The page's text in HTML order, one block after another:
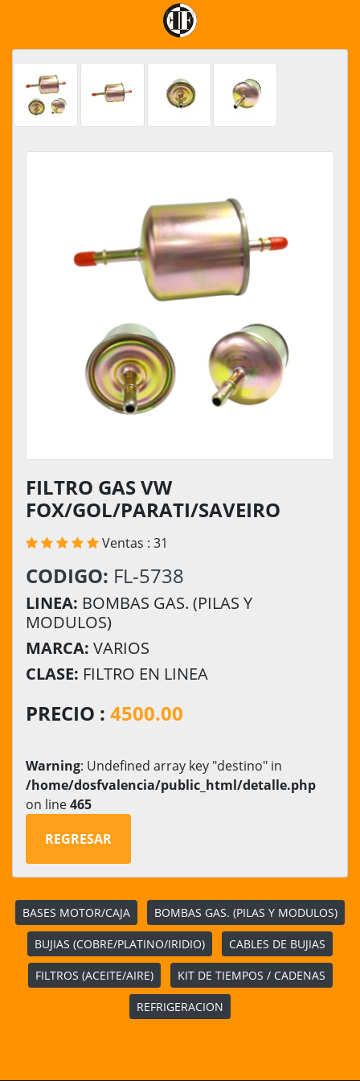
FILTRO GAS VW
FOX/GOL/PARATI/SAVEIRO
Ventas : 31
CODIGO: FL-5738
LINEA: BOMBAS GAS. (PILAS Y
MODULOS)
MARCA: VARIOS
CLASE: FILTRO EN LINEA
PRECIO : 4500.00
Warning: Undefined array key "destino" in
/home/dosfvalencia/public_html/detalle.php
on line465
REGRESAR
BASES MOTOR/CAJA BOMBAS GAS. (PILAS Y MODULOS)
BUJIAS (COBRE/PLATINO/IRIDIO) CABLES DE BUJIAS
FILTROS (ACEITE/AIRE) KIT DE TIEMPOS / CADENAS
REFRIGERACION